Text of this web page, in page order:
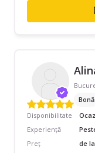
Bonă
Disponibilitate
Experiență
Preț
de